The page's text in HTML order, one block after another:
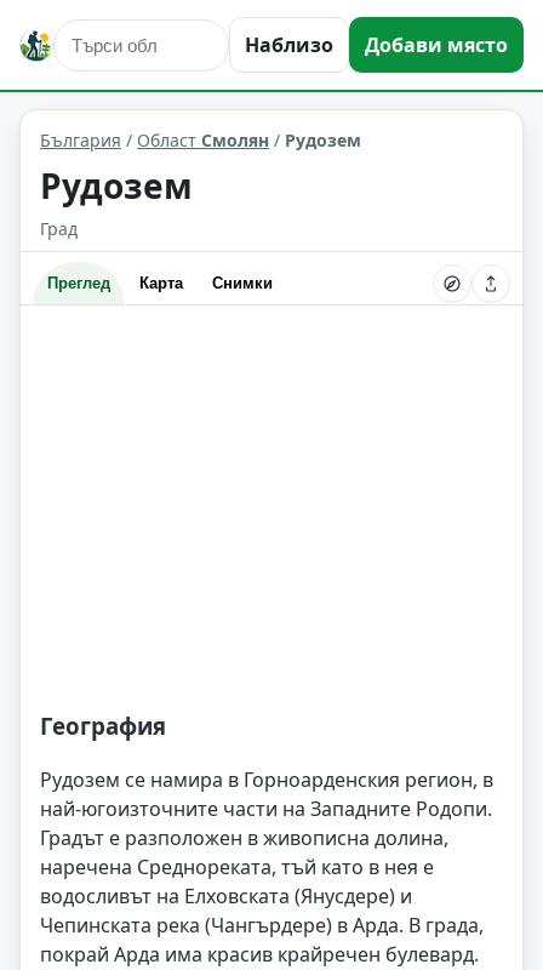
Наблизо Добави място
Рудозем Област: Смолян
България / Област Смолян / Рудозем
Рудозем
Град
Преглед Карта Снимки
География
Рудозем се намира в Горноарденския регион, в
най-югоизточните части на Западните Родопи.
Градът е разположен в живописна долина,
наречена Среднореката, тъй като в нея е
водосливът на Елховската (Янусдере) и
Чепинската река (Чангърдере) в Арда. В града,
покрай Арда има красив крайречен булевард.